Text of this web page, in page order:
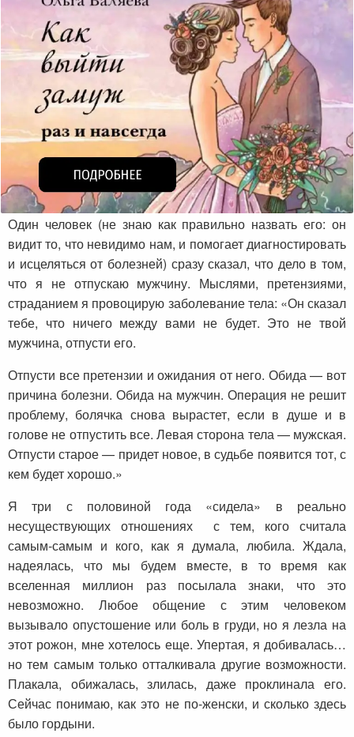
Один человек (не знаю как правильно назвать его: он
видит то, что невидимо нам, и помогает диагностировать
и исцеляться от болезней) сразу сказал, что дело в том,
что я не отпускаю мужчину. Мыслями, претензиями,
страданием я провоцирую заболевание тела: «Он сказал
тебе, что ничего между вами не будет. Это не твой
мужчина, отпусти его.
Отпусти все претензии и ожидания от него. Обида — вот
причина болезни. Обида на мужчин. Операция не решит
проблему, болячка снова вырастет, если в душе и в
голове не отпустить все. Левая сторона тела — мужская.
Отпусти старое — придет новое, в судьбе появится тот, с
кем будет хорошо.»
Я три с половиной года «сидела» в реально
несуществующих отношениях с тем, кого считала
самым-самым и кого, как я думала, любила. Ждала,
надеялась, что мы будем вместе, в то время как
вселенная миллион раз посылала знаки, что это
невозможно. Любое общение с этим человеком
вызывало опустошение или боль в груди, но я лезла на
этот рожон, мне хотелось еще. Упертая, я добивалась…
но тем самым только отталкивала другие возможности.
Плакала, обижалась, злилась, даже проклинала его.
Сейчас понимаю, как это не по-женски, и сколько здесь
было гордыни.